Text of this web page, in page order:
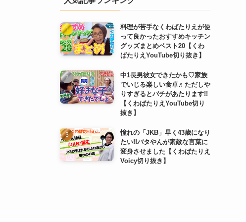
料理が苦手なくわばたりえが使
って良かったおすすめキッチン
グッズまとめベスト20【くわ
ばたりえYouTube切り抜き】
中1長男彼女できたかも♡家族
でいじる楽しい食卓♬ただしや
りすぎるとバチがあたります!!
【くわばたりえYouTube切り
抜き】
憧れの「JKB」早く43歳になり
たい!!バタやんが素敵な言葉に
変身させました【くわばたりえ
Voicy切り抜き】